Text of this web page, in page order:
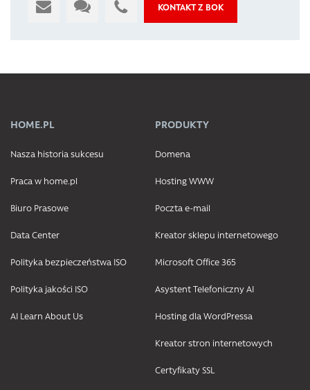
KONTAKT Z BOK
HOME.PL
Nasza historia sukcesu
Praca w home.pl
Biuro Prasowe
Data Center
Polityka bezpieczeństwa ISO
Polityka jakości ISO
AI Learn About Us
PRODUKTY
Domena
Hosting WWW
Poczta e-mail
Kreator sklepu internetowego
Microsoft Office 365
Asystent Telefoniczny AI
Hosting dla WordPressa
Kreator stron internetowych
Certyfikaty SSL